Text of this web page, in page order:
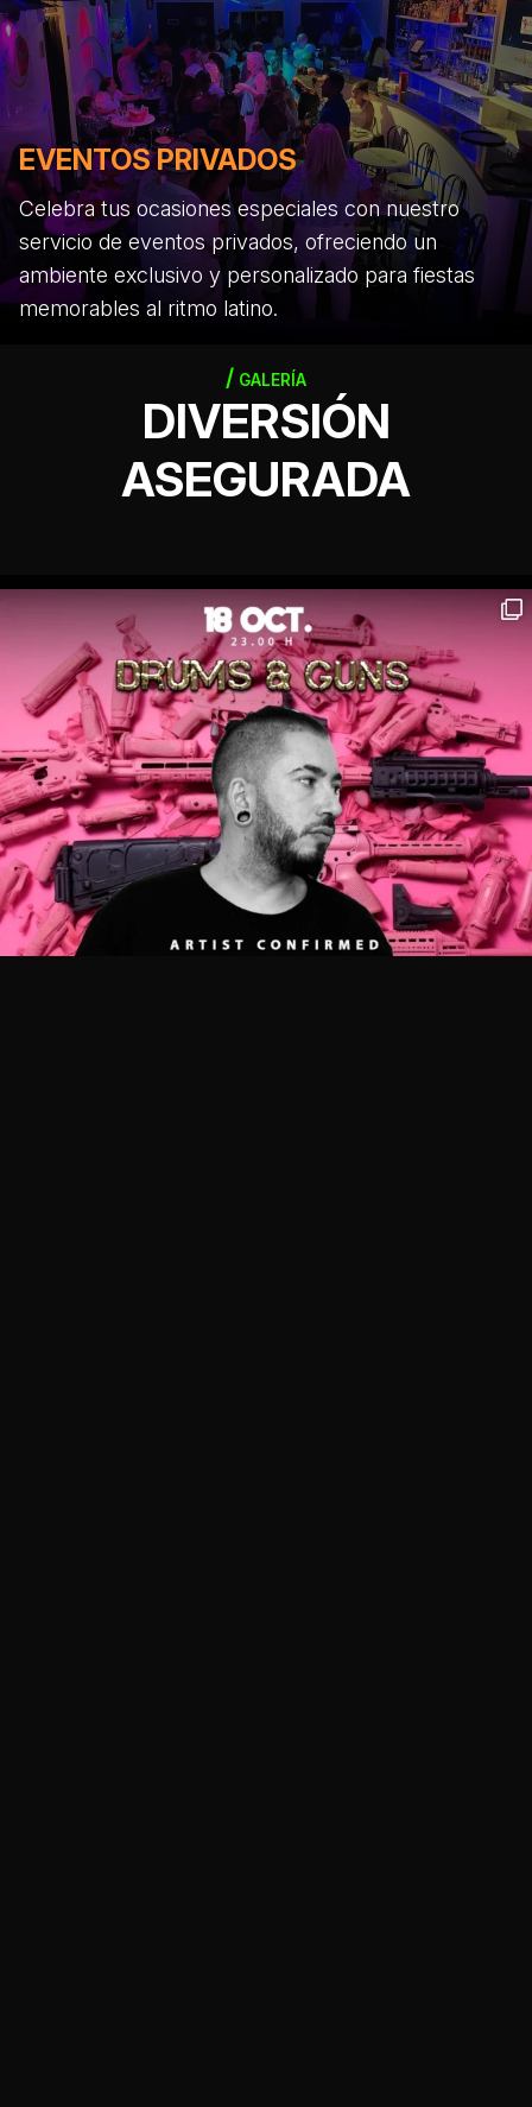
EVENTOS PRIVADOS
Celebra tus ocasiones especiales con nuestro
servicio de eventos privados, ofreciendo un
ambiente exclusivo y personalizado para fiestas
memorables al ritmo latino.
GALERÍA
DIVERSIÓN
ASEGURADA